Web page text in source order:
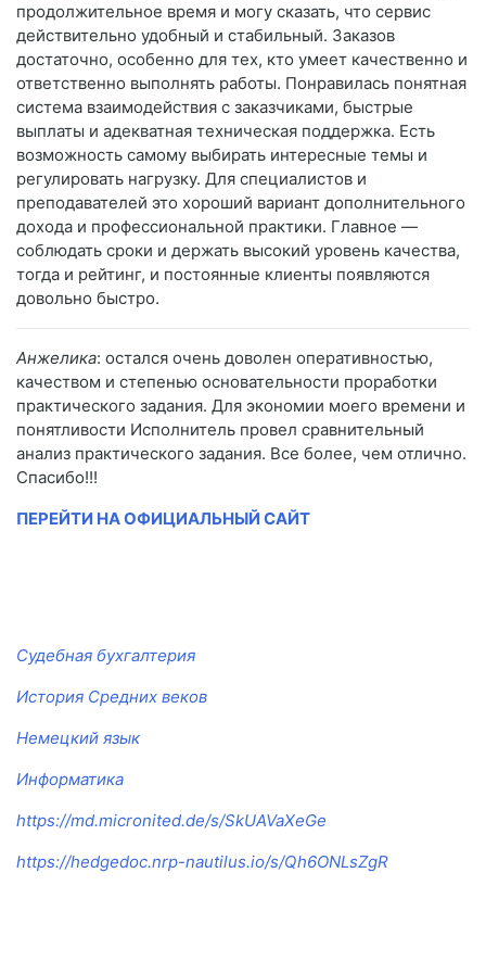
продолжительное время и могу сказать, что сервис
действительно удобный и стабильный. Заказов
достаточно, особенно для тех, кто умеет качественно и
ответственно выполнять работы. Понравилась понятная
система взаимодействия с заказчиками, быстрые
выплаты и адекватная техническая поддержка. Есть
возможность самому выбирать интересные темы и
регулировать нагрузку. Для специалистов и
преподавателей это хороший вариант дополнительного
дохода и профессиональной практики. Главное —
соблюдать сроки и держать высокий уровень качества,
тогда и рейтинг, и постоянные клиенты появляются
довольно быстро.
Анжелика: остался очень доволен оперативностью,
качеством и степенью основательности проработки
практического задания. Для экономии моего времени и
понятливости Исполнитель провел сравнительный
анализ практического задания. Все более, чем отлично.
Спасибо!!!
ПЕРЕЙТИ НА ОФИЦИАЛЬНЫЙ САЙТ
Судебная бухгалтерия
История Средних веков
Немецкий язык
Информатика
https://md.micronited.de/s/SkUAVaXeGe
https://hedgedoc.nrp-nautilus.io/s/Qh6ONLsZgR